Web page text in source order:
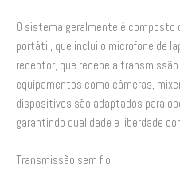
O sistema geralmente é
portátil, que inclui o microfone de
receptor, que recebe a
equipamentos como câmeras,
dispositivos são adaptados para
garantindo qualidade e liberdade
Transmissão sem fio